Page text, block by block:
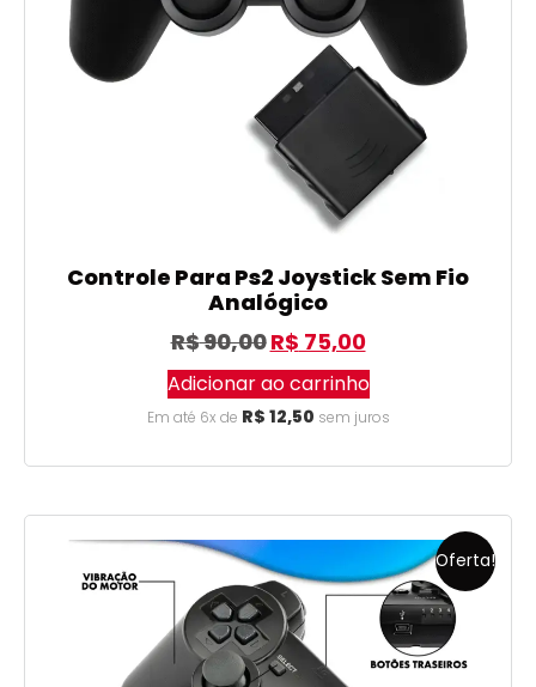
Controle Para Ps2 Joystick Sem Fio
Analógico
R$90,00R$ 75,00
Adicionar ao carrinho
Em até 6x de R$ 12,50 sem juros
Oferta!